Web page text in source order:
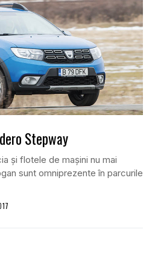
Stepway
și flotele de mașini nu mai
sunt omniprezente în parcurile